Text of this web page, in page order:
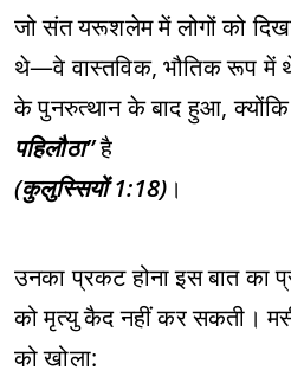
जो संत यरूशलेम में लोगों को
थे—वे वास्तविक, भौतिक रूप में
के पुनरुत्थान के बाद हुआ,
पहिलौठा”है
(कुलुस्सियों 1:18) ।
उनका प्रकट होना इस बात का
को मृत्यु कैद नहीं कर सकती।
को खोला: